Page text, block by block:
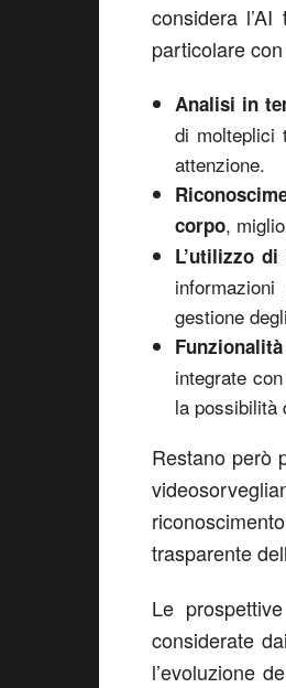
considera
particolare
Analisi in
di molteplici
attenzione.
corpo,
L’utilizzo
gestione
integrate
la possibilità
Restano però
trasparente
Le
considerate
l’evoluzione